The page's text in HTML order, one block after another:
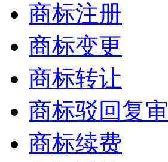
商标注册
商标变更
商标转让
商标驳回复审
商标续费